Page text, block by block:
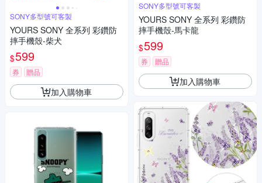
SONY多型號可客製
YOURS SONY 全系列 彩鑽防
摔手機殼-柴犬
$599
券 贈品
加入購物車
SONY多型號可客製
YOURS SONY 全系列 彩鑽防
摔手機殼-馬卡龍
$599
券 贈品
加入購物車